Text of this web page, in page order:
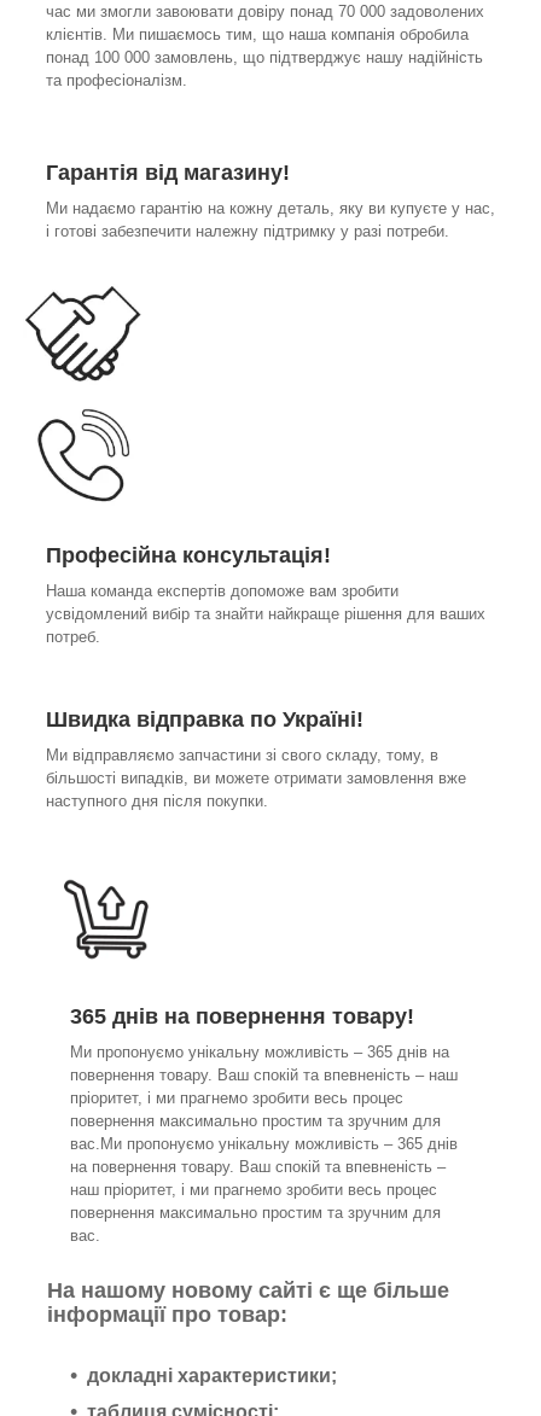
час ми змогли завоювати довіру понад 70 000 задоволених
клієнтів. Ми пишаємось тим, що наша компанія обробила
понад 100 000 замовлень, що підтверджує нашу надійність
та професіоналізм.
Гарантія від магазину!
Ми надаємо гарантію на кожну деталь, яку ви купуєте у нас,
і готові забезпечити належну підтримку у разі потреби.
Професійна консультація!
Наша команда експертів допоможе вам зробити
усвідомлений вибір та знайти найкраще рішення для ваших
потреб.
Швидка відправка по Україні!
Ми відправляємо запчастини зі свого складу, тому, в
більшості випадків, ви можете отримати замовлення вже
наступного дня після покупки.
365 днів на повернення товару!
Ми пропонуємо унікальну можливість – 365 днів на
повернення товару. Ваш спокій та впевненість – наш
пріоритет, і ми прагнемо зробити весь процес
повернення максимально простим та зручним для
вас.Ми пропонуємо унікальну можливість – 365 днів
на повернення товару. Ваш спокій та впевненість –
наш пріоритет, і ми прагнемо зробити весь процес
повернення максимально простим та зручним для
вас.
На нашому новому сайті є ще більше
інформації про товар:
докладні характеристики;